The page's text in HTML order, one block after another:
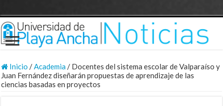
Inicio /Academia/ Docentes del sistema escolar de Valparaíso y
Juan Fernández diseñarán propuestas de aprendizaje de las
ciencias basadas en proyectos